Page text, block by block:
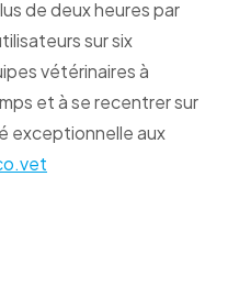
de deux heures par
sur six
vétérinaires à
et à se recentrer sur
exceptionnelle aux